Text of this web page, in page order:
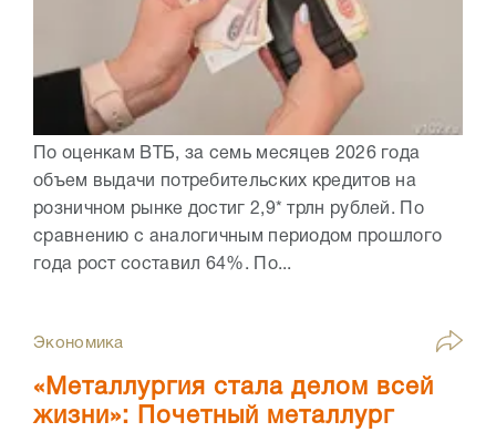
По оценкам ВТБ, за семь месяцев 2026 года
объем выдачи потребительских кредитов на
розничном рынке достиг 2,9* трлн рублей. По
сравнению с аналогичным периодом прошлого
года рост составил 64%. По...
Экономика
«Металлургия стала делом всей
жизни»: Почетный металлург